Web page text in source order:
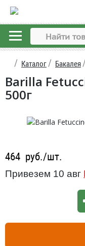
Каталог Бакалея
Barilla
500г
464 руб./шт.
Привезем 10 авг